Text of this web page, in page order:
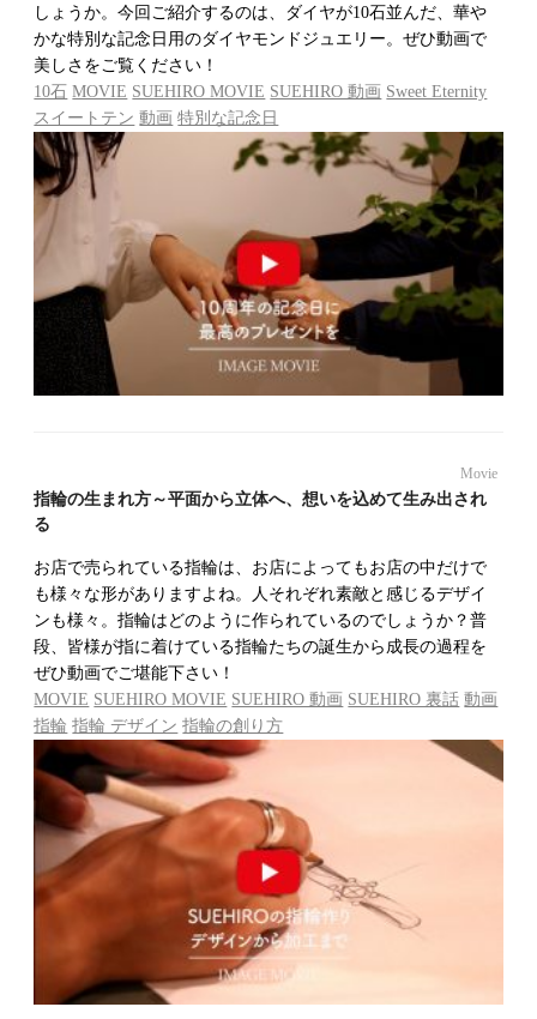
しょうか。今回ご紹介するのは、ダイヤが10石並んだ、華や
かな特別な記念日用のダイヤモンドジュエリー。ぜひ動画で
美しさをご覧ください！
10石 MOVIE SUEHIRO MOVIE SUEHIRO 動画 Sweet Eternity
スイートテン 動画 特別な記念日
Movie
指輪の生まれ方～平面から立体へ、想いを込めて生み出され
る
お店で売られている指輪は、お店によってもお店の中だけで
も様々な形がありますよね。人それぞれ素敵と感じるデザイ
ンも様々。指輪はどのように作られているのでしょうか？普
段、皆様が指に着けている指輪たちの誕生から成長の過程を
ぜひ動画でご堪能下さい！
MOVIE SUEHIRO MOVIE SUEHIRO 動画 SUEHIRO 裏話 動画
指輪 指輪 デザイン 指輪の創り方